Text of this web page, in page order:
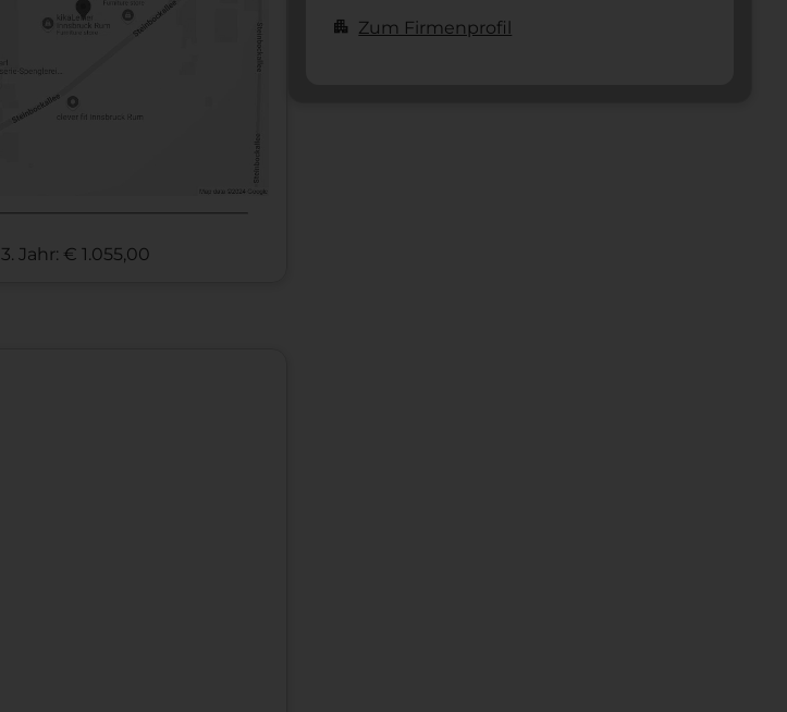
3. Jahr: € 1.055,00
apartment Zum Firmenprofil